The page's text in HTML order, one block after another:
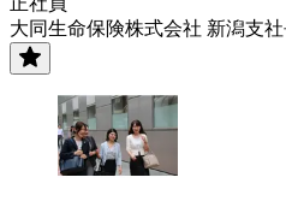
大同生命保険株式会社 新潟支